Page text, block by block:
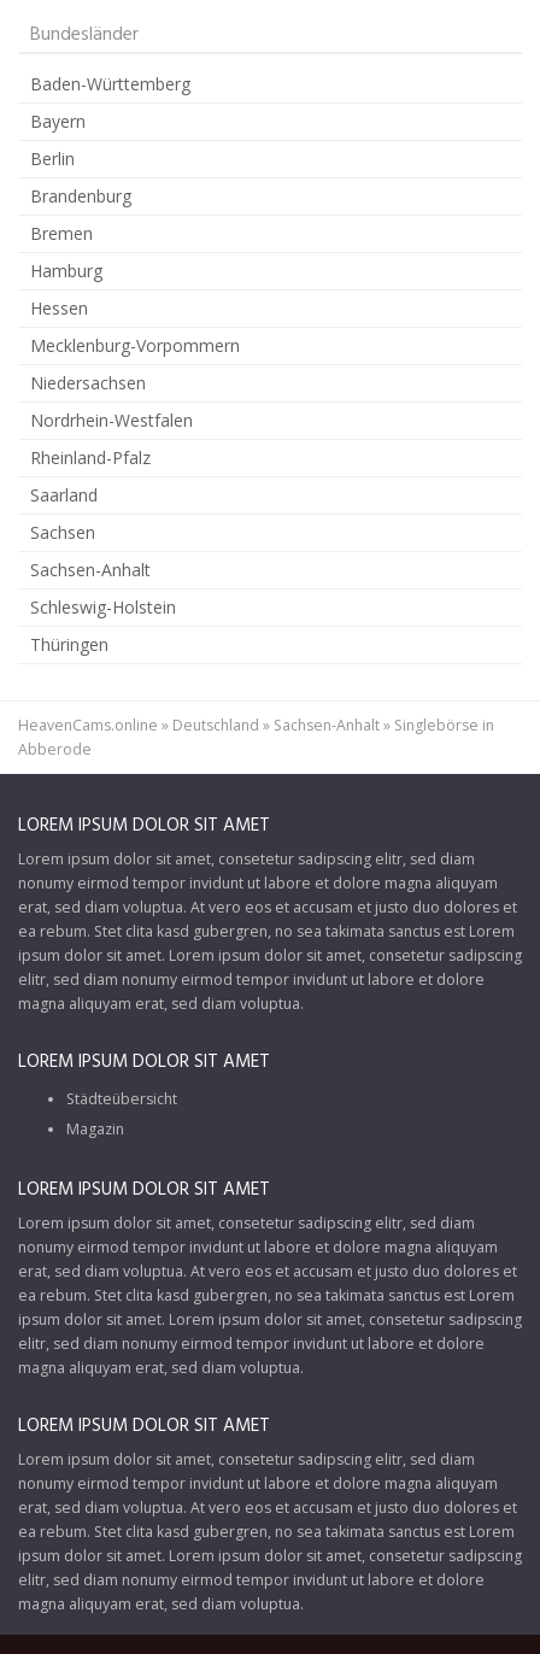
Bundesländer
Baden-Württemberg
Bayern
Berlin
Brandenburg
Bremen
Hamburg
Hessen
Mecklenburg-Vorpommern
Niedersachsen
Nordrhein-Westfalen
Rheinland-Pfalz
Saarland
Sachsen
Sachsen-Anhalt
Schleswig-Holstein
Thüringen
HeavenCams.online » Deutschland » Sachsen-Anhalt» Singlebörse in
Abberode
LOREM IPSUM DOLOR SIT AMET
Lorem ipsum dolor sit amet, consetetur sadipscing elitr, sed diam
nonumy eirmod tempor invidunt ut labore et dolore magna aliquyam
erat, sed diam voluptua. At vero eos et accusam et justo duo dolores et
ea rebum. Stet clita kasd gubergren, no sea takimata sanctus est Lorem
ipsum dolor sit amet. Lorem ipsum dolor sit amet, consetetur sadipscing
elitr, sed diam nonumy eirmod tempor invidunt ut labore et dolore
magna aliquyam erat, sed diam voluptua.
LOREM IPSUM DOLOR SIT AMET
Städteübersicht
Magazin
LOREM IPSUM DOLOR SIT AMET
Lorem ipsum dolor sit amet, consetetur sadipscing elitr, sed diam
nonumy eirmod tempor invidunt ut labore et dolore magna aliquyam
erat, sed diam voluptua. At vero eos et accusam et justo duo dolores et
ea rebum. Stet clita kasd gubergren, no sea takimata sanctus est Lorem
ipsum dolor sit amet. Lorem ipsum dolor sit amet, consetetur sadipscing
elitr, sed diam nonumy eirmod tempor invidunt ut labore et dolore
magna aliquyam erat, sed diam voluptua.
LOREM IPSUM DOLOR SIT AMET
Lorem ipsum dolor sit amet, consetetur sadipscing elitr, sed diam
nonumy eirmod tempor invidunt ut labore et dolore magna aliquyam
erat, sed diam voluptua. At vero eos et accusam et justo duo dolores et
ea rebum. Stet clita kasd gubergren, no sea takimata sanctus est Lorem
ipsum dolor sit amet. Lorem ipsum dolor sit amet, consetetur sadipscing
elitr, sed diam nonumy eirmod tempor invidunt ut labore et dolore
magna aliquyam erat, sed diam voluptua.